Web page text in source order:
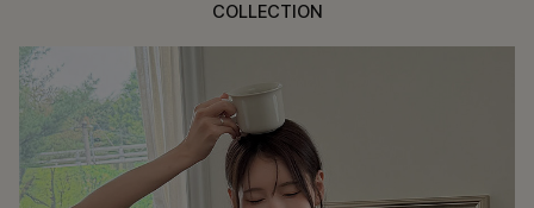
COLLECTION
가장 쉬운 코디
특별한 날부터 일상까지 함께하는 룩